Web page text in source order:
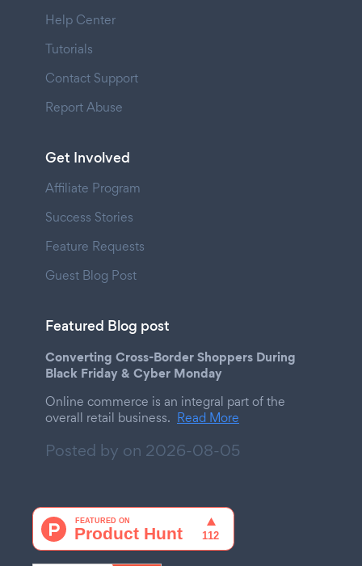
Help Center
Tutorials
Contact Support
Report Abuse
Get Involved
Affiliate Program
Success Stories
Feature Requests
Guest Blog Post
Featured Blog post
Converting Cross-Border Shoppers During
Black Friday & Cyber Monday
Online commerce is an integral part of the
overall retail business. Read More
Posted by on 2026-08-05